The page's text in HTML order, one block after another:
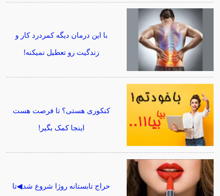
با این درمان دیگه کمردرد کار و
زندگیت رو تعطیل نمیکنه!
کنکوری هستی؟ تا فرصت هست
اینجا کمک بگیر!
حراج تابستانه روژا شروع شد◀تا